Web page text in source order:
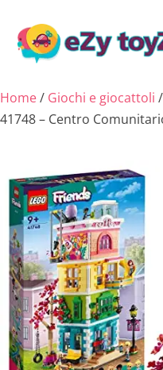
Home/ Giochi e giocattoli /
41748 – Centro